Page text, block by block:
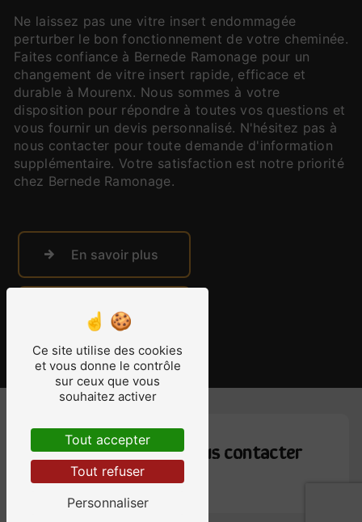
Ne laissez pas une vitre insert endommagée
perturber le bon fonctionnement de votre cheminée.
Faites confiance à Bernede Ramonage pour un
changement de vitre insert rapide, efficace et
durable à Mourenx. Nous sommes à votre
disposition pour répondre à toutes vos questions et
vous fournir un devis personnalisé. N'hésitez pas à
nous contacter pour toute demande d'information
supplémentaire. Votre satisfaction est notre priorité
chez Bernede Ramonage.
En savoir plus
Contactez-nous
N'hésitez pas à nous contacter
Ce site utilise des cookies
et vous donne le contrôle
sur ceux que vous
souhaitez activer
Tout accepter
Tout refuser
Personnaliser